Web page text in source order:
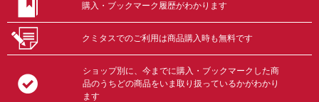
購入・ブックマーク履歴がわかります
クミタスでのご利用は商品購入時も無料です
ショップ別に、今までに購入・ブックマークした商
品のうちどの商品をいま取り扱っているかがわかり
ます